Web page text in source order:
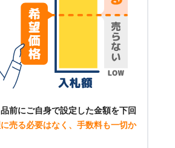
前にご自身で設定した金額を下回
売る必要はなく、手数料も一切か